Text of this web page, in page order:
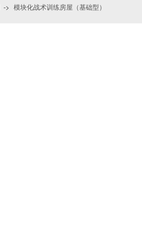
-> 模块化战术训练房屋（基础型）